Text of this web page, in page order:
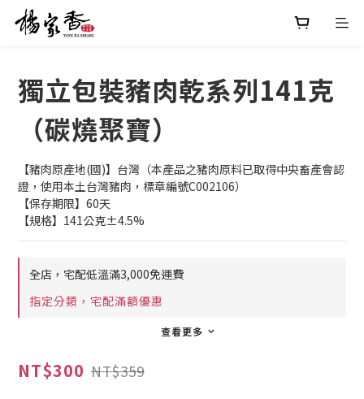
獨立包裝豬肉乾系列141克
（碳燒聚寶）
【豬肉原產地(國)】台灣（本產品之豬肉原料已取得中央畜產會認
證，使用本土台灣豬肉，標章編號C002106）
【保存期限】60天
【規格】141公克±4.5%
全店，宅配低溫滿3,000免運費
指定分類，宅配滿額優惠
查看更多
NT$300 NT$359